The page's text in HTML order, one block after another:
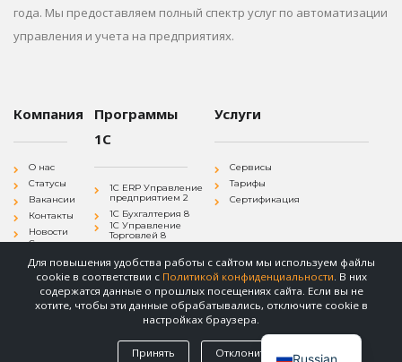
года. Мы предоставляем полный спектр услуг по автоматизации
управления и учета на предприятиях.
Компания
О нас
Статусы
Вакансии
Контакты
Новости
Согласие на
персональных
данных
конфиденциальности
Программы
1С
1С ERP Управление
предприятием 2
1С Бухгалтерия 8
1С Управление
Торговлей 8
Управление
Персоналом 8
1С
Документооборот 8
Услуги
Сервисы
Тарифы
Сертификация
© Бизнес Системы. 2004-2025. Russian
Для повышения удобства работы с сайтом мы используем файлы
cookie в соответствии с Политикой конфиденциальности. В них
содержатся данные о прошлых посещениях сайта. Если вы не
хотите, чтобы эти данные обрабатывались, отключите cookie в
настройках браузера.
Принять Отклонить